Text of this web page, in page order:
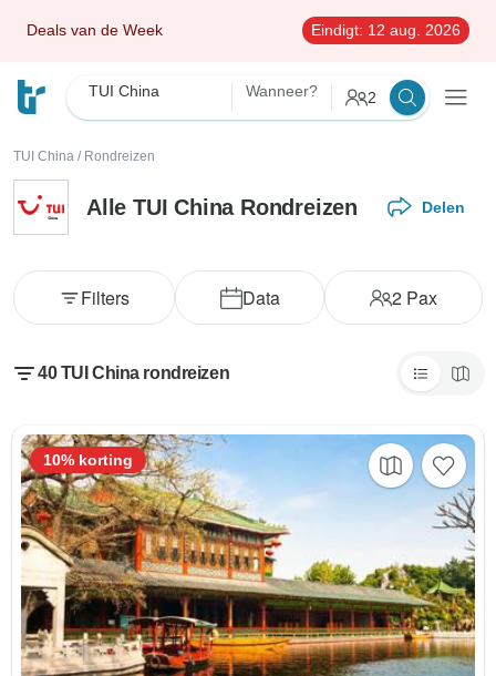
Deals van de Week Eindigt: 12 aug. 2026
TUI China Wanneer? 2
TUI China / Rondreizen
Alle TUI China Rondreizen Delen
Data 2 Pax
Filters
40 TUI China rondreizen
10% korting